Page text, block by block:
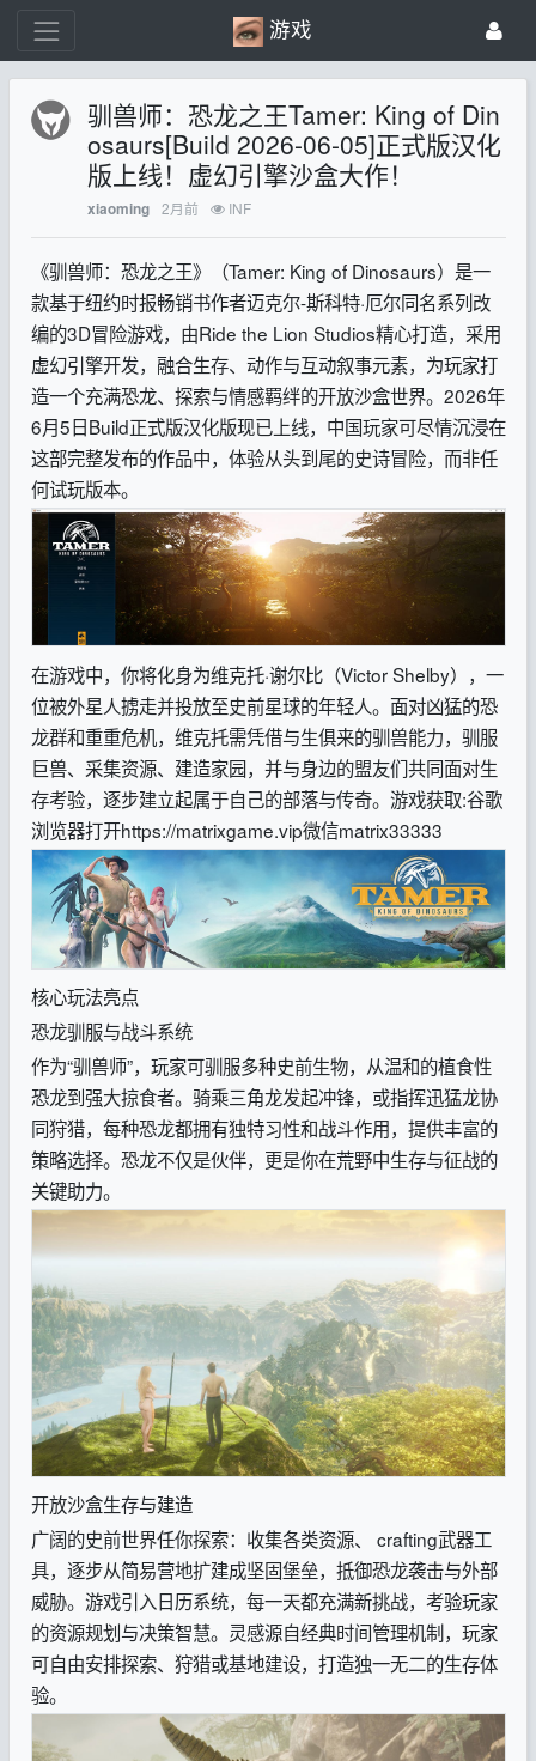
游戏
驯兽师：恐龙之王Tamer: King of Din
osaurs[Build 2026-06-05]正式版汉化
版上线！虚幻引擎沙盒大作！
xiaoming 2月前 INF
《驯兽师：恐龙之王》（Tamer: King of Dinosaurs）是一
款基于纽约时报畅销书作者迈克尔-斯科特·厄尔同名系列改
编的3D冒险游戏，由Ride the Lion Studios精心打造，采用
虚幻引擎开发，融合生存、动作与互动叙事元素，为玩家打
造一个充满恐龙、探索与情感羁绊的开放沙盒世界。2026年
6月5日Build正式版汉化版现已上线，中国玩家可尽情沉浸在
这部完整发布的作品中，体验从头到尾的史诗冒险，而非任
何试玩版本。
在游戏中，你将化身为维克托·谢尔比（Victor Shelby），一
位被外星人掳走并投放至史前星球的年轻人。面对凶猛的恐
龙群和重重危机，维克托需凭借与生俱来的驯兽能力，驯服
巨兽、采集资源、建造家园，并与身边的盟友们共同面对生
存考验，逐步建立起属于自己的部落与传奇。 游戏获取:谷歌
浏览器打开https://matrixgame.vip微信matrix33333
核心玩法亮点
恐龙驯服与战斗系统
作为“驯兽师”，玩家可驯服多种史前生物，从温和的植食性
恐龙到强大掠食者。骑乘三角龙发起冲锋，或指挥迅猛龙协
同狩猎，每种恐龙都拥有独特习性和战斗作用，提供丰富的
策略选择。恐龙不仅是伙伴，更是你在荒野中生存与征战的
关键助力。
开放沙盒生存与建造
广阔的史前世界任你探索：收集各类资源、 crafting武器工
具，逐步从简易营地扩建成坚固堡垒，抵御恐龙袭击与外部
威胁。游戏引入日历系统，每一天都充满新挑战，考验玩家
的资源规划与决策智慧。灵感源自经典时间管理机制，玩家
可自由安排探索、狩猎或基地建设，打造独一无二的生存体
验。